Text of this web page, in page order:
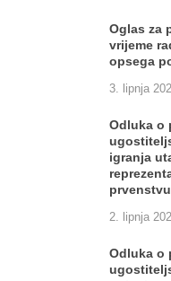
Oglas za
vrijeme
opsega
3. lipnja
Odluka o
igranja
2. lipnja
Odluka o